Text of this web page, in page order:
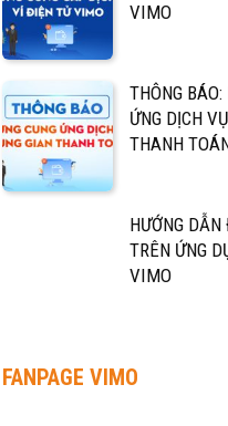
VIMO
THÔNG BÁO:
ỨNG DỊCH
THANH
HƯỚNG
TRÊN ỨNG
VIMO
FANPAGE VIMO